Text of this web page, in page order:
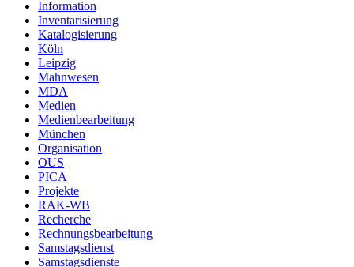
Information
Inventarisierung
Katalogisierung
Köln
Leipzig
Mahnwesen
MDA
Medien
Medienbearbeitung
München
Organisation
OUS
PICA
Projekte
RAK-WB
Recherche
Rechnungsbearbeitung
Samstagsdienst
Samstagsdienste